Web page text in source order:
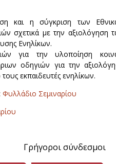
και η σύγκριση των
σχετικά με την αξιολόγηση
Ενηλίκων.
για την υλοποίηση
οδηγιών για την
εκπαιδευτές ενηλίκων.
Φυλλάδιο Σεμιναρίου
Γρήγοροι σύνδεσμοι